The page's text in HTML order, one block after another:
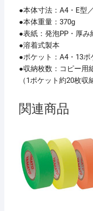
ト
ブ
ラ
ウ
【×2
セ
個
●本体寸法：A4・E型
●本体重量：370g
●表紙：発泡PP・厚み
●溶着式製本
●ポケット：A4・13
●収納枚数：コピー用
（1ポケット約20枚収
関連商品